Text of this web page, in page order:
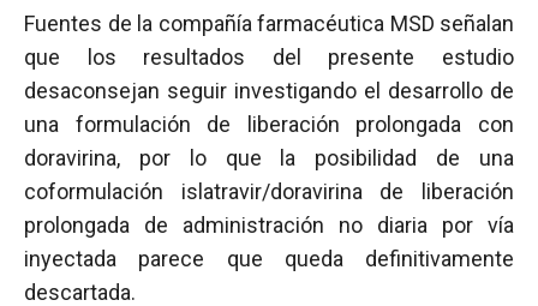
Fuentes de la compañía farmacéutica MSD señalan
que los resultados del presente estudio
desaconsejan seguir investigando el desarrollo de
una formulación de liberación prolongada con
doravirina, por lo que la posibilidad de una
coformulación islatravir/doravirina de liberación
prolongada de administración no diaria por vía
inyectada parece que queda definitivamente
descartada.